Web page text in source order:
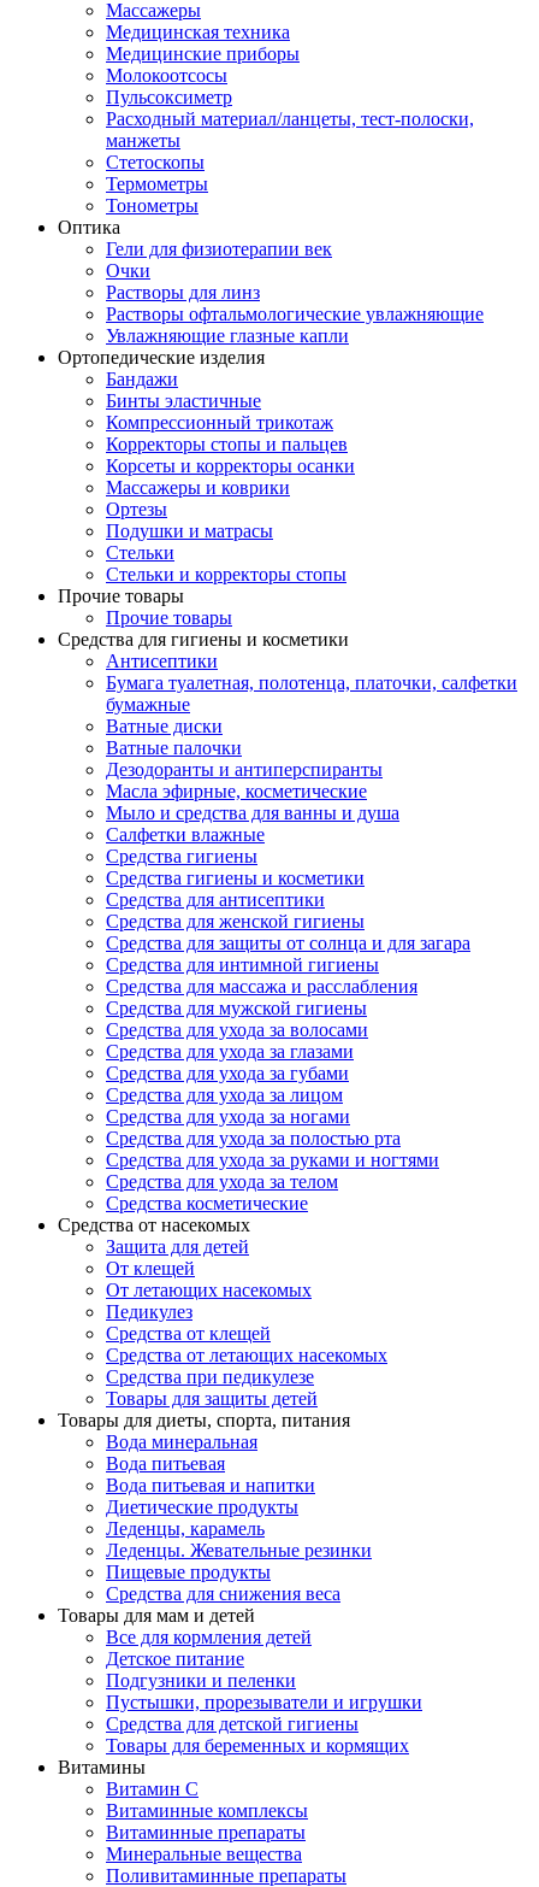
Массажеры
Медицинская техника
Медицинские приборы
Молокоотсосы
Пульсоксиметр
Расходный материал/ланцеты, тест-полоски,
манжеты
Стетоскопы
Термометры
Тонометры
Оптика
Гели для физиотерапии век
Очки
Растворы для линз
Растворы офтальмологические увлажняющие
Увлажняющие глазные капли
Ортопедические изделия
Бандажи
Бинты эластичные
Компрессионный трикотаж
Корректоры стопы и пальцев
Корсеты и корректоры осанки
Массажеры и коврики
Ортезы
Подушки и матрасы
Стельки
Стельки и корректоры стопы
Прочие товары
Прочие товары
Средства для гигиены и косметики
Антисептики
Бумага туалетная, полотенца, платочки, салфетки
бумажные
Ватные диски
Ватные палочки
Дезодоранты и антиперспиранты
Масла эфирные, косметические
Мыло и средства для ванны и душа
Салфетки влажные
Средства гигиены
Средства гигиены и косметики
Средства для антисептики
Средства для женской гигиены
Средства для защиты от солнца и для загара
Средства для интимной гигиены
Средства для массажа и расслабления
Средства для мужской гигиены
Средства для ухода за волосами
Средства для ухода за глазами
Средства для ухода за губами
Средства для ухода за лицом
Средства для ухода за ногами
Средства для ухода за полостью рта
Средства для ухода за руками и ногтями
Средства для ухода за телом
Средства косметические
Средства от насекомых
Защита для детей
От клещей
От летающих насекомых
Педикулез
Средства от клещей
Средства от летающих насекомых
Средства при педикулезе
Товары для защиты детей
Товары для диеты, спорта, питания
Вода минеральная
Вода питьевая
Вода питьевая и напитки
Диетические продукты
Леденцы, карамель
Леденцы. Жевательные резинки
Пищевые продукты
Средства для снижения веса
Товары для мам и детей
Все для кормления детей
Детское питание
Подгузники и пеленки
Пустышки, прорезыватели и игрушки
Средства для детской гигиены
Товары для беременных и кормящих
Витамины
Витамин С
Витаминные комплексы
Витаминные препараты
Минеральные вещества
Поливитаминные препараты